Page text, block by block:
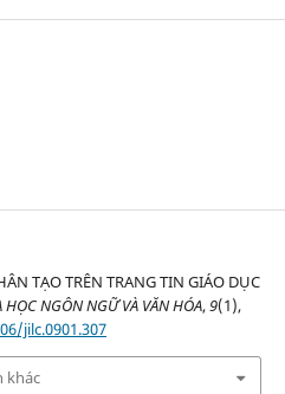
TẠO TRÊN TRANG TIN GIÁO DỤC
HỌC NGÔN NGỮ VÀ VĂN HÓA,9(1),
jilc.0901.307
khác